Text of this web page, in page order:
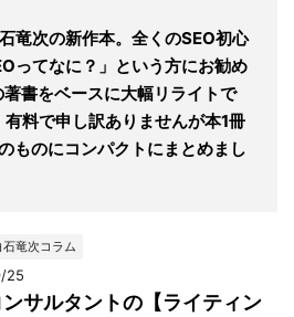
竜次の新作本。全くのSEO初心
ってなに？」という方にお勧め
書をベースに大幅リライトで
料で申し訳ありませんが本1冊
ものにコンパクトにまとめまし
石竜次コラム
25
サルタントの【ライティン